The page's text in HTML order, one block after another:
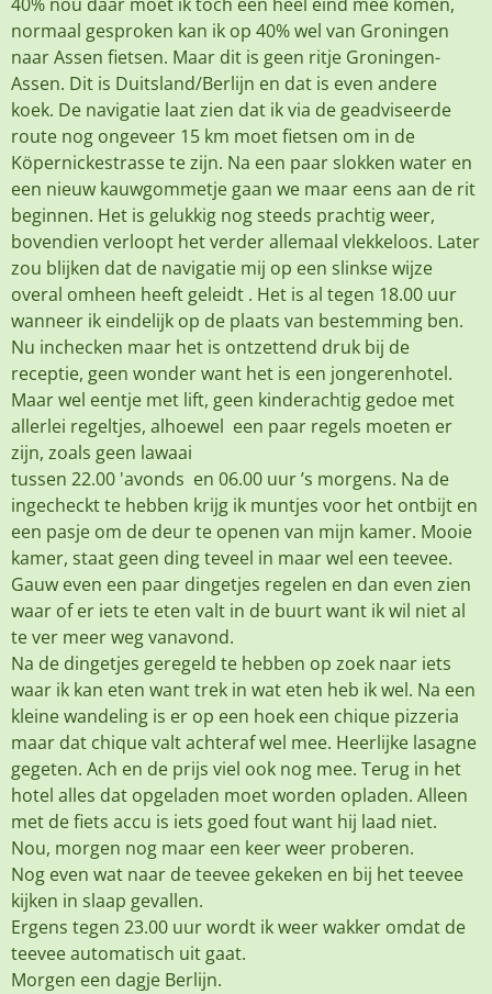
normaal gesproken kan ik op 40% wel van Groningen
naar Assen fietsen. Maar dit is geen ritje Groningen-
Assen. Dit is Duitsland/Berlijn en dat is even andere
koek. De navigatie laat zien dat ik via de geadviseerde
route nog ongeveer 15 km moet fietsen om in de
Köpernickestrasse te zijn. Na een paar slokken water en
een nieuw kauwgommetje gaan we maar eens aan de rit
beginnen. Het is gelukkig nog steeds prachtig weer,
bovendien verloopt het verder allemaal vlekkeloos. Later
zou blijken dat de navigatie mij op een slinkse wijze
overal omheen heeft geleidt . Het is al tegen 18.00 uur
wanneer ik eindelijk op de plaats van bestemming ben.
Nu inchecken maar het is ontzettend druk bij de
receptie, geen wonder want het is een jongerenhotel.
Maar wel eentje met lift, geen kinderachtig gedoe met
allerlei regeltjes, alhoewel een paar regels moeten er
zijn, zoals geen lawaai
tussen 22.00 'avonds en 06.00 uur ’s morgens. Na de
ingecheckt te hebben krijg ik muntjes voor het ontbijt en
een pasje om de deur te openen van mijn kamer. Mooie
kamer, staat geen ding teveel in maar wel een teevee.
Gauw even een paar dingetjes regelen en dan even zien
waar of er iets te eten valt in de buurt want ik wil niet al
te ver meer weg vanavond.
Na de dingetjes geregeld te hebben op zoek naar iets
waar ik kan eten want trek in wat eten heb ik wel. Na een
kleine wandeling is er op een hoek een chique pizzeria
maar dat chique valt achteraf wel mee. Heerlijke lasagne
gegeten. Ach en de prijs viel ook nog mee. Terug in het
hotel alles dat opgeladen moet worden opladen. Alleen
met de fiets accu is iets goed fout want hij laad niet.
Nou, morgen nog maar een keer weer proberen.
Nog even wat naar de teevee gekeken en bij het teevee
kijken in slaap gevallen.
Ergens tegen 23.00 uur wordt ik weer wakker omdat de
teevee automatisch uit gaat.
Morgen een dagje Berlijn.